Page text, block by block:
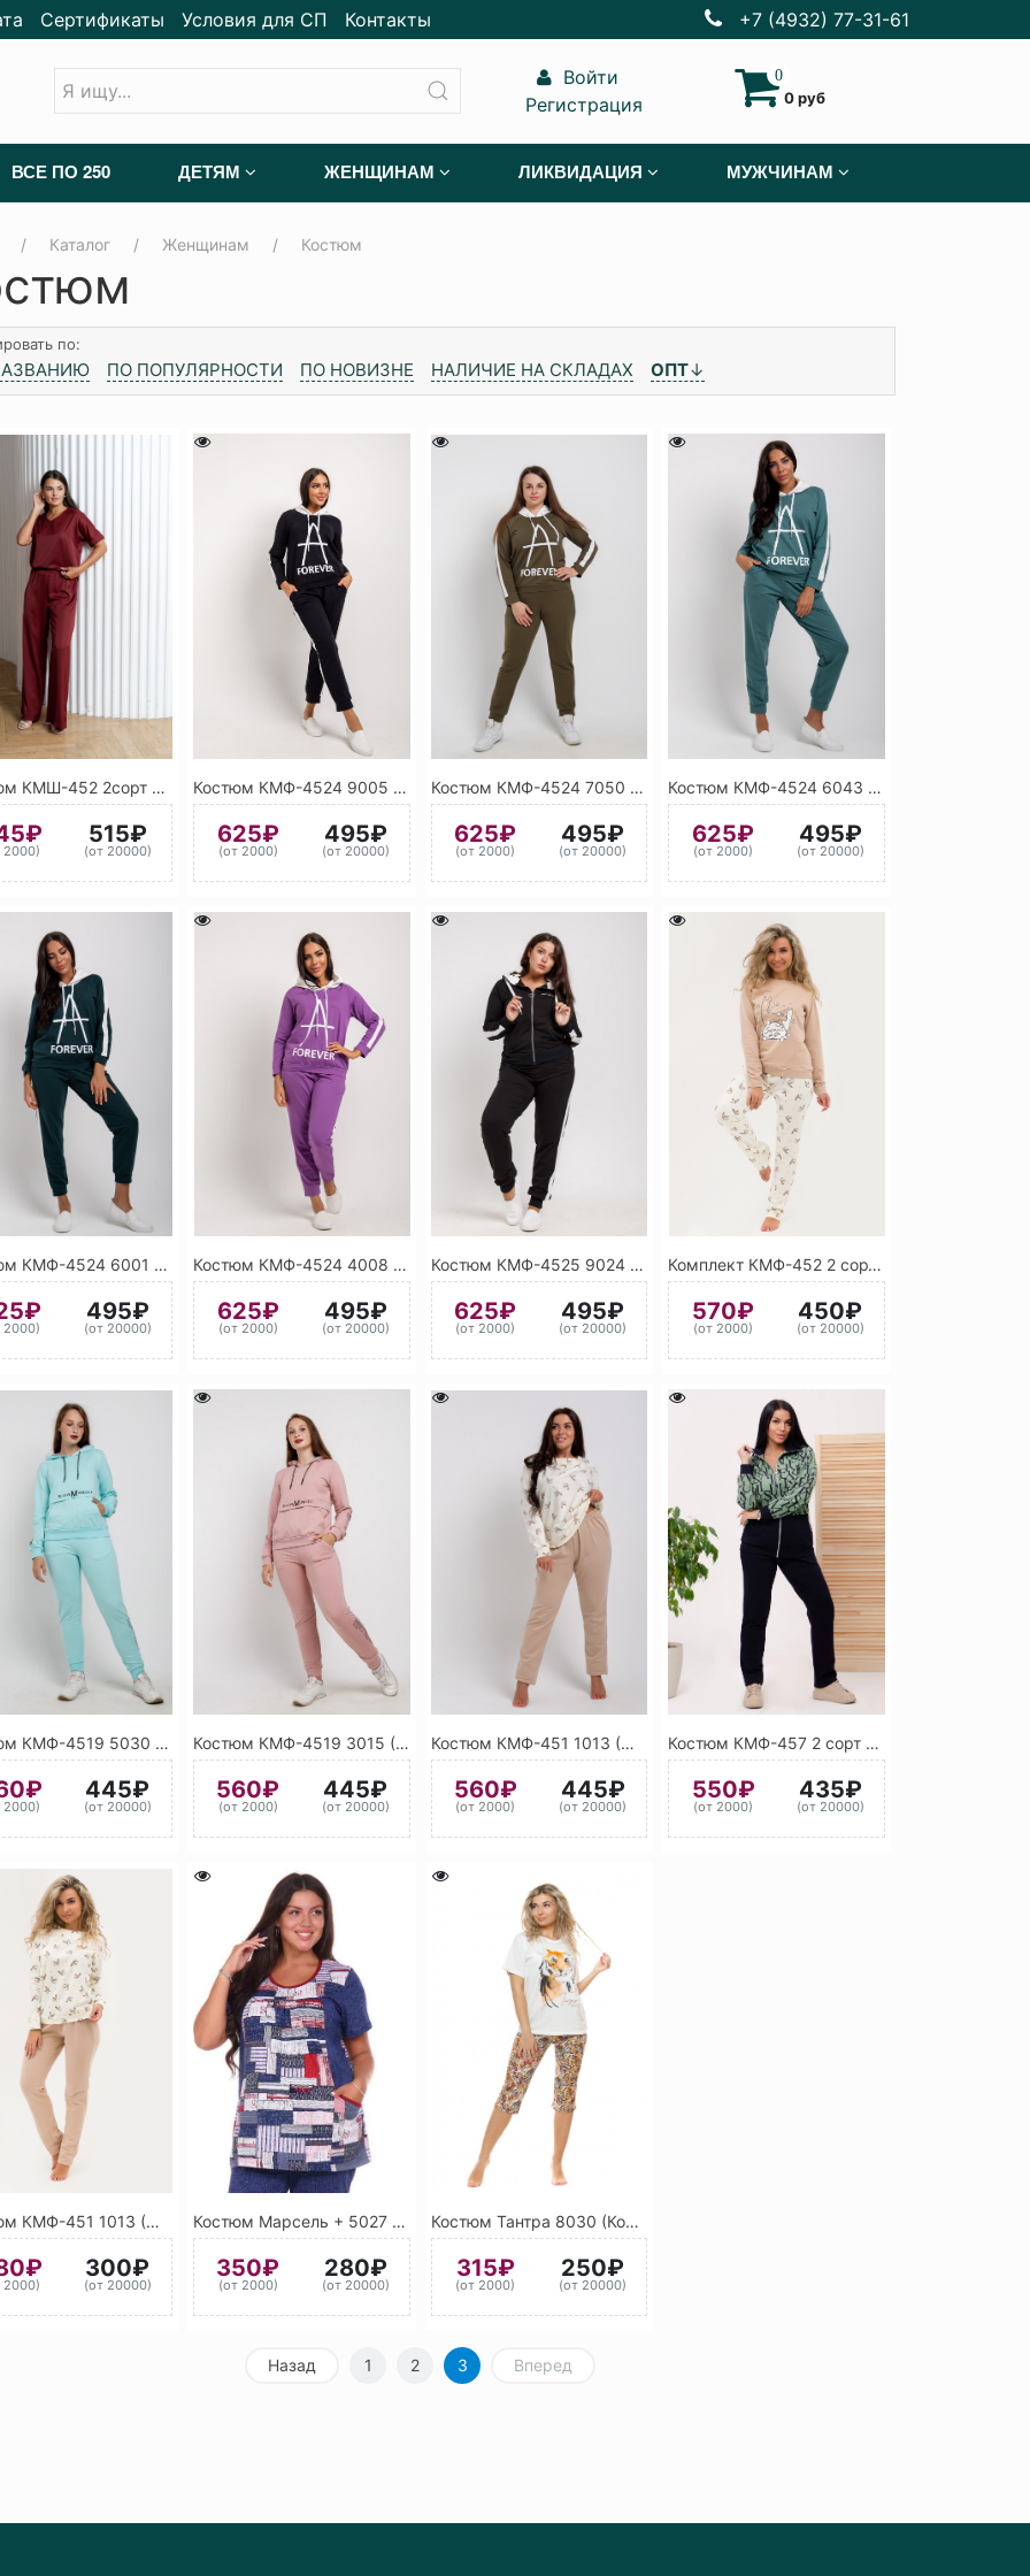
Сертификаты Условия для СП Контакты +7 (4932) 77-31-61
Войти
Регистрация
0
0 руб
ВСЕ ПО 250 ДЕТЯМ ЖЕНЩИНАМ ЛИКВИДАЦИЯ МУЖЧИНАМ
Каталог Женщинам Костюм
по:
ПО ПОПУЛЯРНОСТИ ПО НОВИЗНЕ НАЛИЧИЕ НА СКЛАДАХ ОПТ↓
Костюм КМШ-452 2сорт ассорти
2000)
515₽
(от 20000)
Костюм КМФ-4524 9005 (Чёрный янтарь)
625₽
(от 2000)
495₽
(от 20000)
Костюм КМФ-4524 7050 (Хаки)
625₽
(от 2000)
495₽
(от 20000)
Костюм КМФ-4524 6043 (Фисташковый)
625₽
(от 2000)
495₽
(от 20000)
Костюм КМФ-4524 6001 (Изумрудно-зелёный)
2000)
495₽
(от 20000)
Костюм КМФ-4524 4008 (Сигнальный фиолетовый)
625₽
(от 2000)
495₽
(от 20000)
Костюм КМФ-4525 9024 (Черный)
625₽
(от 2000)
495₽
(от 20000)
Комплект КМФ-452 2 сорт ассорти
570₽
(от 2000)
450₽
(от 20000)
Костюм КМФ-4519 5030 (Бирюзовый)
2000)
445₽
(от 20000)
Костюм КМФ-4519 3015 (Светло-розовый)
560₽
(от 2000)
445₽
(от 20000)
Костюм КМФ-451 1013 (Жемчужно-белый) 1019 (Серо-бежевый)
560₽
(от 2000)
445₽
(от 20000)
Костюм КМФ-457 2 сорт ассорти
550₽
(от 2000)
435₽
(от 20000)
Костюм КМФ-451 1013 (Жемчужно-белый) 2сорт
2000)
300₽
(от 20000)
Костюм Марсель + 5027 (Тёмно-синий)
350₽
(от 2000)
280₽
(от 20000)
Костюм Тантра 8030 (Коричневый)
315₽
(от 2000)
250₽
(от 20000)
Назад 1 2 3 Вперед